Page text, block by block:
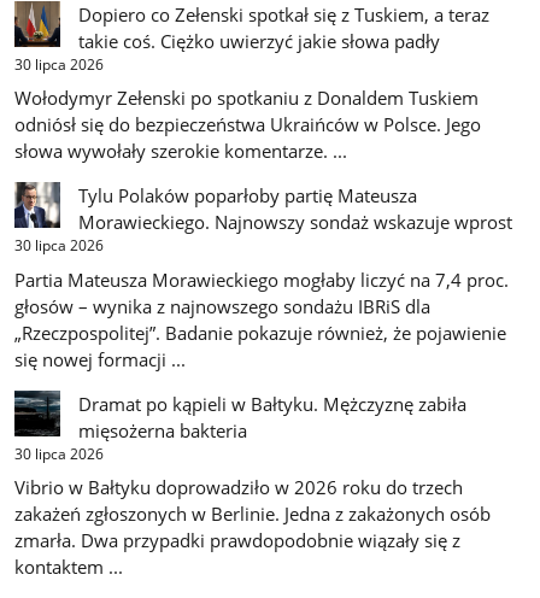
Dopiero co Zełenski spotkał się z Tuskiem, a teraz
takie coś. Ciężko uwierzyć jakie słowa padły
30 lipca 2026
Wołodymyr Zełenski po spotkaniu z Donaldem Tuskiem
odniósł się do bezpieczeństwa Ukraińców w Polsce. Jego
słowa wywołały szerokie komentarze. ...
Tylu Polaków poparłoby partię Mateusza
Morawieckiego. Najnowszy sondaż wskazuje wprost
30 lipca 2026
Partia Mateusza Morawieckiego mogłaby liczyć na 7,4 proc.
głosów – wynika z najnowszego sondażu IBRiS dla
„Rzeczpospolitej”. Badanie pokazuje również, że pojawienie
się nowej formacji ...
Dramat po kąpieli w Bałtyku. Mężczyznę zabiła
mięsożerna bakteria
30 lipca 2026
Vibrio w Bałtyku doprowadziło w 2026 roku do trzech
zakażeń zgłoszonych w Berlinie. Jedna z zakażonych osób
zmarła. Dwa przypadki prawdopodobnie wiązały się z
kontaktem ...